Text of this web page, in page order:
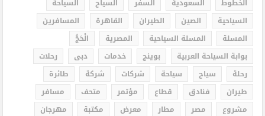
الخطوط
السعودية السفر السياح
السياحة
السياحية
الصين الطيران القاهرة
المسافرين
المسلة
المسلة السياحية المصرية
الْحَجُّ
بوابة السياحة العربية
بوينج خدمات دبى
رحلات
رحلة
سياح سياحة شركات شركة
طائرة
طيران
فنادق قطاع مؤتمر متحف
مسافر
مشروع
مصر مطار معرض مكتبة
مهرجان